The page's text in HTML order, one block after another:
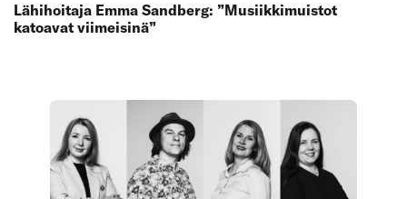
Lähihoitaja Emma Sandberg: ”Musiikkimuistot
katoavat viimeisinä”